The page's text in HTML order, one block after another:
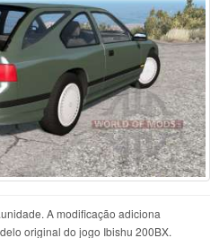
A modificação adiciona
original do jogo Ibishu 200BX.